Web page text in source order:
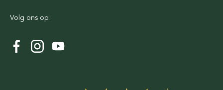
Volg ons op: